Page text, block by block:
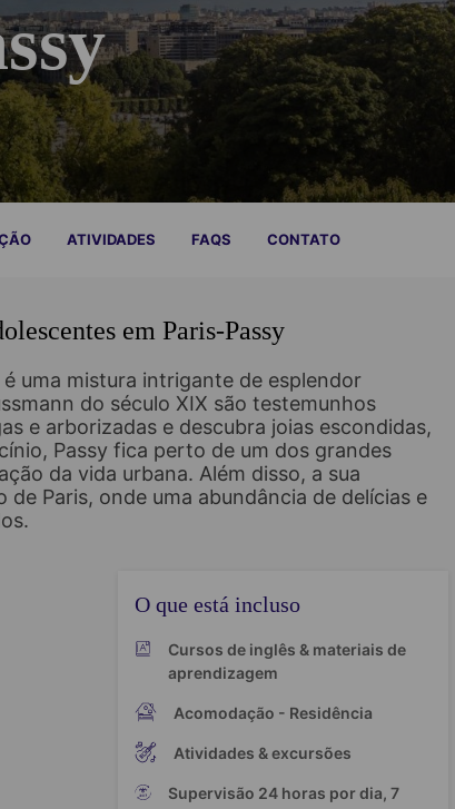
ATIVIDADES FAQS CONTATO
em Paris-Passy
uma mistura intrigante de esplendor
do século XIX são testemunhos
e arborizadas e descubra joias escondidas,
Passy fica perto de um dos grandes
da vida urbana. Além disso, a sua
Paris, onde uma abundância de delícias e
O que está incluso
Cursos de inglês & materiais de
aprendizagem
Acomodação - Residência
Atividades & excursões
Supervisão 24 horas por dia, 7